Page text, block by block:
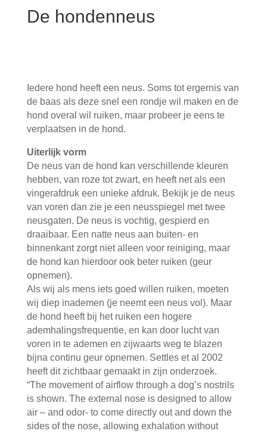
De hondenneus
Iedere hond heeft een neus. Soms tot ergernis van
de baas als deze snel een rondje wil maken en de
hond overal wil ruiken, maar probeer je eens te
verplaatsen in de hond.
Uiterlijk vorm
De neus van de hond kan verschillende kleuren
hebben, van roze tot zwart, en heeft net als een
vingerafdruk een unieke afdruk. Bekijk je de neus
van voren dan zie je een neusspiegel met twee
neusgaten. De neus is vochtig, gespierd en
draaibaar. Een natte neus aan buiten- en
binnenkant zorgt niet alleen voor reiniging, maar
de hond kan hierdoor ook beter ruiken (geur
opnemen).
Als wij als mens iets goed willen ruiken, moeten
wij diep inademen (je neemt een neus vol). Maar
de hond heeft bij het ruiken een hogere
ademhalingsfrequentie, en kan door lucht van
voren in te ademen en zijwaarts weg te blazen
bijna continu geur opnemen. Settles et al 2002
heeft dit zichtbaar gemaakt in zijn onderzoek.
“The movement of airflow through a dog’s nostrils
is shown. The external nose is designed to allow
air – and odor- to come directly out and down the
sides of the nose, allowing exhalation without